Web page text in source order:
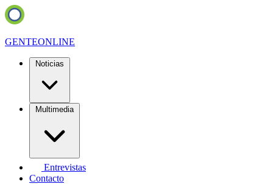
GENTEONLINE
Noticias
Multimedia
Entrevistas
Contacto